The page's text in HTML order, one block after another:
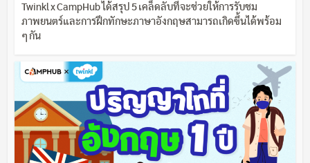
Twinkl x CampHub ได้สรุป 5 เคล็ดลับที่จะช่วยให้การรับชม
ภาพยนตร์และการฝึกทักษะภาษาอังกฤษสามารถเกิดขึ้นได้พร้อม
ๆ กัน